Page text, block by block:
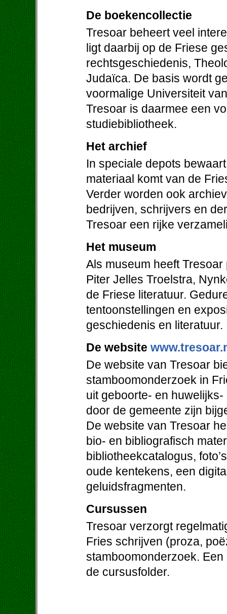
De boekencollectie
Tresoar beheert veel
ligt daarbij op de Friese
rechtsgeschiedenis,
Judaïca. De basis wordt
voormalige Universiteit
Tresoar is daarmee een
studiebibliotheek.
Het archief
In speciale depots
materiaal komt van de
Verder worden ook
bedrijven, schrijvers en
Tresoar een rijke
Het museum
Als museum heeft
Piter Jelles Troelstra,
de Friese literatuur.
tentoonstellingen en
geschiedenis en literatuur.
De website
De website van Tresoar
stamboomonderzoek in
uit geboorte- en
door de gemeente zijn
De website van Tresoar
bio- en bibliografisch
bibliotheekcatalogus,
oude kentekens, een
geluidsfragmenten.
Cursussen
Tresoar verzorgt
Fries schrijven (proza,
stamboomonderzoek.
de cursusfolder.